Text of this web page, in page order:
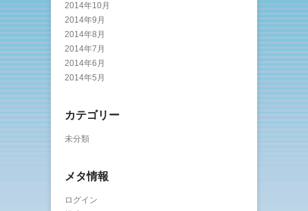
2014年10月
2014年9月
2014年8月
2014年7月
2014年6月
2014年5月
カテゴリー
未分類
メタ情報
ログイン